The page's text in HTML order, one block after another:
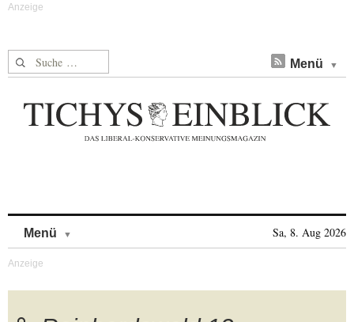
Suche nach: Menü
Menü Sa, 8. Aug 2026